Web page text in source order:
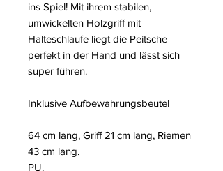
ins Spiel! Mit ihrem stabilen,
umwickelten Holzgriff mit
Halteschlaufe liegt die Peitsche
perfekt in der Hand und lässt sich
super führen.
Inklusive Aufbewahrungsbeutel
64 cm lang, Griff 21 cm lang, Riemen
43 cm lang.
PU.